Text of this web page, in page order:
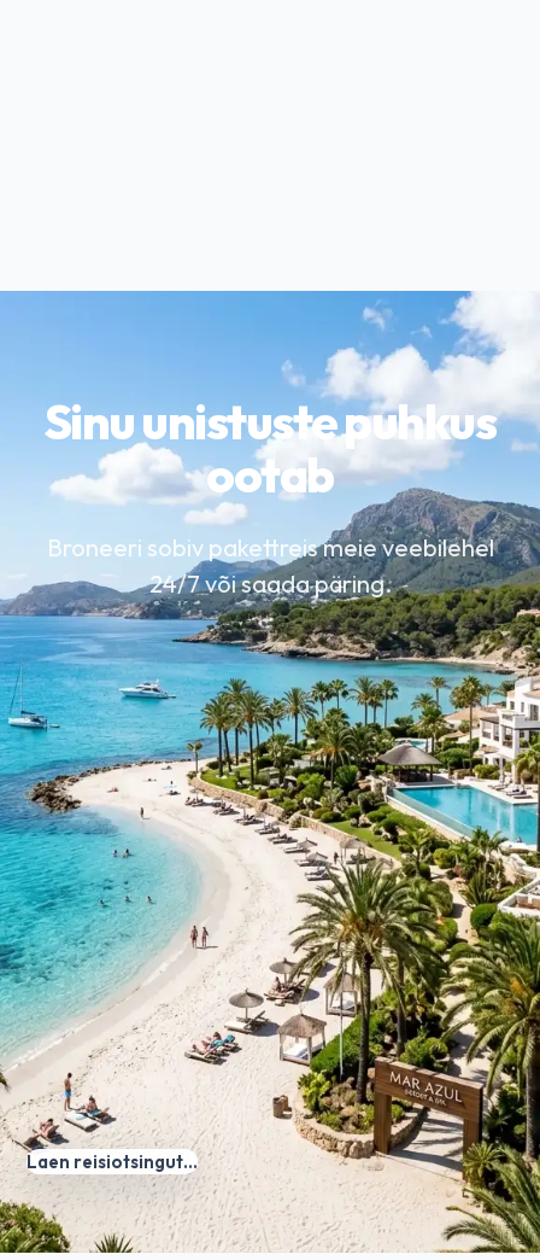
Sinu unistuste puhkus
ootab
Broneeri sobiv pakettreis meie veebilehel
24/7 või saada päring.
Laen reisiotsingut…